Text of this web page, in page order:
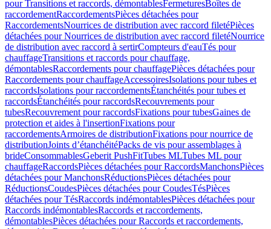
pour Transitions et raccords, démontablesFermeturesBoîtes de
raccordementRaccordementsPièces détachées pour
RaccordementsNourrices de distribution avec raccord filetéPièces
détachées pour Nourrices de distribution avec raccord filetéNourrice
de distribution avec raccord à sertirCompteurs d'eauTés pour
chauffageTransitions et raccords pour chauffage,
démontablesRaccordements pour chauffagePièces détachées pour
Raccordements pour chauffageAccessoiresIsolations pour tubes et
raccordsIsolations pour raccordementsÉtanchéités pour tubes et
raccordsÉtanchéités pour raccordsRecouvrements pour
tubesRecouvrement pour raccordsFixations pour tubesGaines de
protection et aides à l'insertionFixations pour
raccordementsArmoires de distributionFixations pour nourrice de
distributionJoints d’étanchéitéPacks de vis pour assemblages à
brideConsommablesGeberit PushFitTubes MLTubes ML pour
chauffageRaccordsPièces détachées pour RaccordsManchonsPièces
détachées pour ManchonsRéductionsPièces détachées pour
RéductionsCoudesPièces détachées pour CoudesTésPièces
détachées pour TésRaccords indémontablesPièces détachées pour
Raccords indémontablesRaccords et raccordements,
démontablesPièces détachées pour Raccords et raccordements,